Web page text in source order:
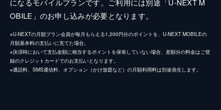
になるモバイルプランです。ご利用には別途「U-NEXT M
OBILE」のお申し込みが必要となります。
※U-NEXTの月額プラン会員が毎月もらえる1,200円分のポイントを、U-NEXT MOBILEの
月額基本料の支払いに充てた場合。
※決済時において支払金額に相当するポイントを保有していない場合、差額分の料金はご登
録のクレジットカードでのお支払いとなります。
※通話料、SMS通信料、オプション（かけ放題など）の月額利用料は別途発生します。